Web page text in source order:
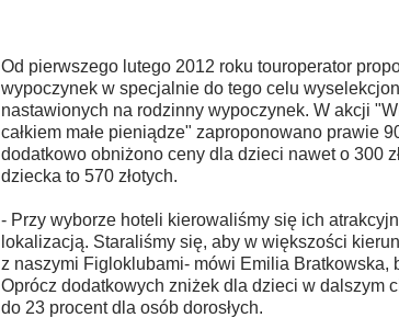
Od pierwszego lutego 2012 roku touroperator
wypoczynek w specjalnie do tego celu
nastawionych na rodzinny wypoczynek. W akcji
całkiem małe pieniądze" zaproponowano prawie
dodatkowo obniżono ceny dla dzieci nawet o 300
dziecka to 570 złotych.
- Przy wyborze hoteli kierowaliśmy się ich
lokalizacją. Staraliśmy się, aby w większości
z naszymi Figloklubami- mówi Emilia Bratkowska,
Oprócz dodatkowych zniżek dla dzieci w dalszym
do 23 procent dla osób dorosłych.